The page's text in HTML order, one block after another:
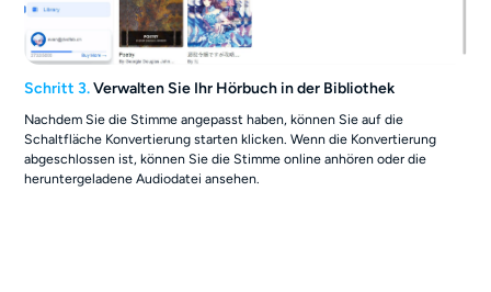
Schritt 3.Verwalten Sie Ihr Hörbuch in der Bibliothek
Nachdem Sie die Stimme angepasst haben, können Sie auf die
Schaltfläche Konvertierung starten klicken. Wenn die Konvertierung
abgeschlossen ist, können Sie die Stimme online anhören oder die
heruntergeladene Audiodatei ansehen.